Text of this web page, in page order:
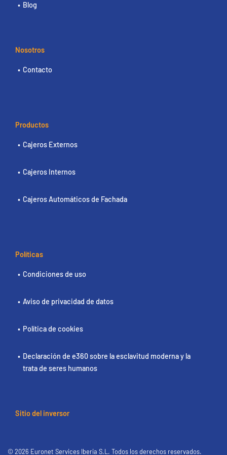
Blog
Nosotros
Contacto
Productos
Cajeros Externos
Cajeros Internos
Cajeros Automáticos de Fachada
Políticas
Condiciones de uso
Aviso de privacidad de datos
Política de cookies
Declaración de e360 sobre la esclavitud moderna y la
trata de seres humanos
Sitio del inversor
© 2026 Euronet Services Iberia S.L. Todos los derechos reservados.